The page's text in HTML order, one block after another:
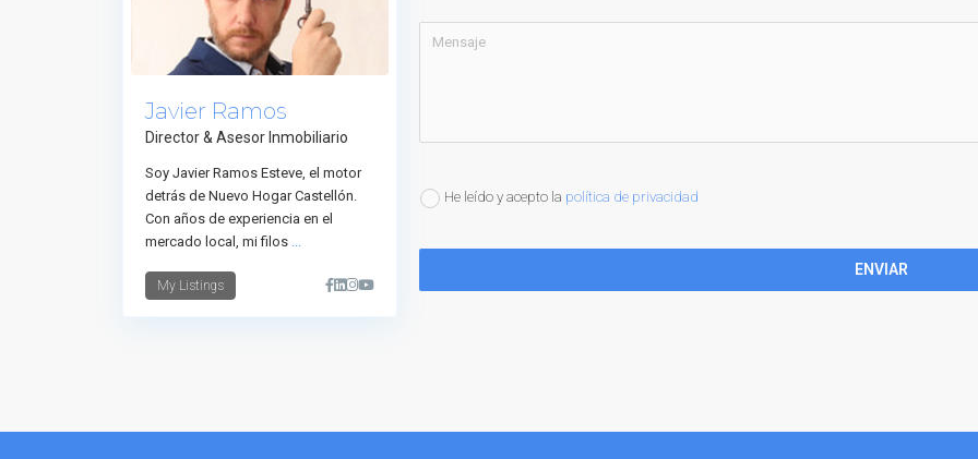
Javier Ramos
Director & Asesor Inmobiliario
Soy Javier Ramos Esteve, el motor
detrás de Nuevo Hogar Castellón.
Con años de experiencia en el
mercado local, mi filos ...
My Listings
He leído y acepto la política de privacidad
ENVIAR